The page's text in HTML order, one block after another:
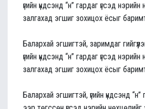
үгийн үндсэнд “н” гардаг үгсэд
залгахад эгшиг зохицох ёсыг
Балархай эгшигтэй, заримдаг
үгийн үндсэнд “н” гардаг үгсэд
залгахад эгшиг зохицох ёсыг
Балархай эгшигтэй, үгийн үндсэнд